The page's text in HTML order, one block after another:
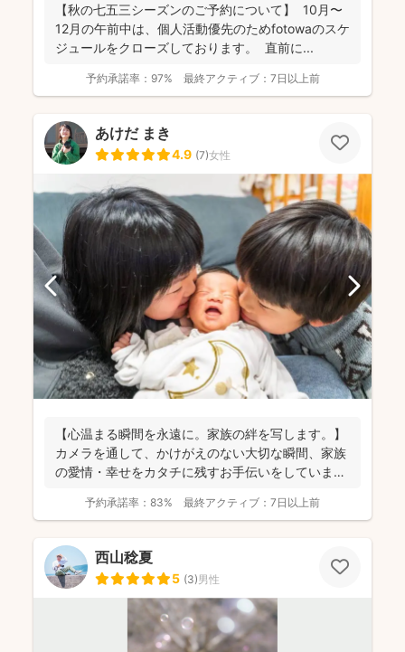
【秋の七五三シーズンのご予約について】 10月〜
12月の午前中は、個人活動優先のためfotowaのスケ
ジュールをクローズしております。 直前に...
予約承諾率： 97% 最終アクティブ： 7日以上前
あけだ まき
4.9 (7)女性
【心温まる瞬間を永遠に。家族の絆を写します。】
カメラを通して、かけがえのない大切な瞬間、家族
の愛情・幸せをカタチに残すお手伝いをしていま
予約承諾率： 83% 最終アクティブ： 7日以上前
西山稔夏
5 (3)男性